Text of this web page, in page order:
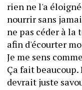
rien ne l'a
nourrir sans
ne pas céder à la
afin d'écourter
Je me sens
Ça fait
devrait juste